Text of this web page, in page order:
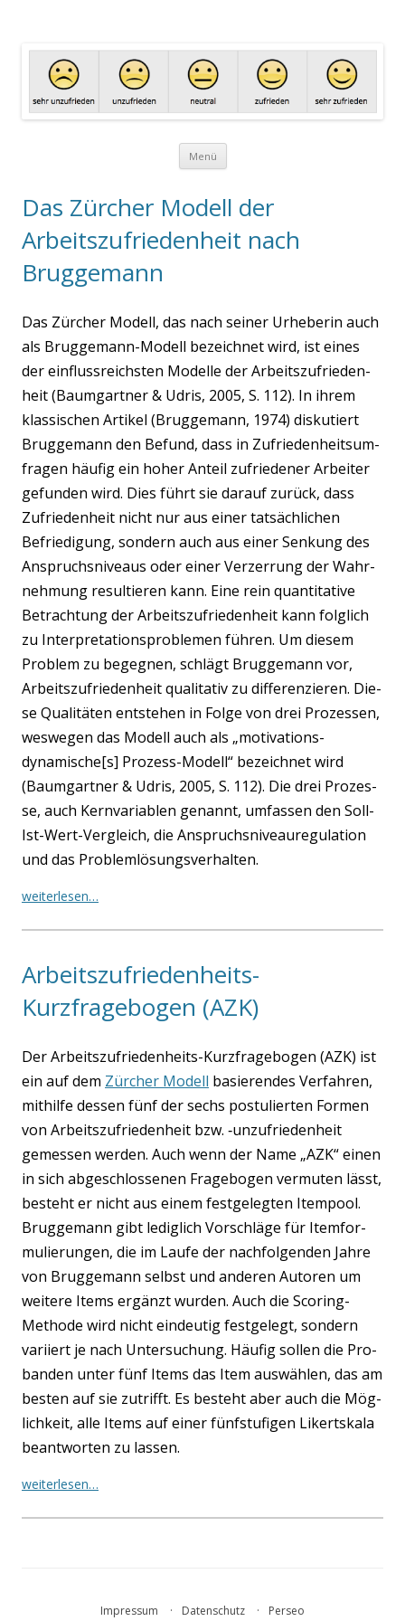
Menü Zum Inhalt springen
Das Zürcher Modell der
Arbeitszufriedenheit nach
Bruggemann
Das Zür­cher Modell, das nach sei­ner Urhe­be­rin auch
als Brug­ge­mann-Modell bezeich­net wird, ist eines
der ein­fluss­reichs­ten Model­le der Arbeits­zu­frie­den­
heit (Baum­gart­ner & Udris, 2005, S. 112). In ihrem
klas­si­schen Arti­kel (Brug­ge­mann, 1974) dis­ku­tiert
Brug­ge­mann den Befund, dass in Zufrie­den­heits­um­
fra­gen häu­fig ein hoher Anteil zufrie­de­ner Arbei­ter
gefun­den wird. Dies führt sie dar­auf zurück, dass
Zufrie­den­heit nicht nur aus einer tat­säch­li­chen
Befrie­di­gung, son­dern auch aus einer Sen­kung des
Anspruchs­ni­veaus oder einer Ver­zer­rung der Wahr­
neh­mung resul­tie­ren kann. Eine rein quan­ti­ta­ti­ve
Betrach­tung der Arbeits­zu­frie­den­heit kann folg­lich
zu Inter­pre­ta­ti­ons­pro­ble­men füh­ren. Um die­sem
Pro­blem zu begeg­nen, schlägt Brug­ge­mann vor,
Arbeits­zu­frie­den­heit qua­li­ta­tiv zu dif­fe­ren­zie­ren. Die­
se Qua­li­tä­ten ent­ste­hen in Fol­ge von drei Pro­zes­sen,
wes­we­gen das Modell auch als „motivations-
dynamische[s] Pro­zess-Modell“ bezeich­net wird
(Baum­gart­ner & Udris, 2005, S. 112). Die drei Pro­zes­
se, auch Kern­va­ria­blen genannt, umfas­sen den Soll-
Ist-Wert-Ver­gleich, die Anspruchs­ni­veau­re­gu­la­ti­on
und das Pro­blem­lö­sungs­ver­hal­ten.
wei­ter­le­sen…
Arbeitszufriedenheits-
Kurzfragebogen (AZK)
Der Arbeits­zu­frie­den­heits-Kurz­fra­ge­bo­gen (AZK) ist
ein auf dem Zür­cher Modell basie­ren­des Ver­fah­ren,
mit­hil­fe des­sen fünf der sechs pos­tu­lier­ten For­men
von Arbeits­zu­frie­den­heit bzw. ‑unzu­frie­den­heit
gemes­sen wer­den. Auch wenn der Name „AZK“ einen
in sich abge­schlos­se­nen Fra­ge­bo­gen ver­mu­ten lässt,
besteht er nicht aus einem fest­ge­leg­ten Item­po­ol.
Brug­ge­mann gibt ledig­lich Vor­schlä­ge für Item­for­
mu­lie­run­gen, die im Lau­fe der nach­fol­gen­den Jah­re
von Brug­ge­mann selbst und ande­ren Autoren um
wei­te­re Items ergänzt wur­den. Auch die Scoring-
Metho­de wird nicht ein­deu­tig fest­ge­legt, son­dern
vari­iert je nach Unter­su­chung. Häu­fig sol­len die Pro­
ban­den unter fünf Items das Item aus­wäh­len, das am
bes­ten auf sie zutrifft. Es besteht aber auch die Mög­
lich­keit, alle Items auf einer fünf­stu­fi­gen Likert­ska­la
beant­wor­ten zu las­sen.
wei­ter­le­sen…
Impressum Datenschutz Perseo